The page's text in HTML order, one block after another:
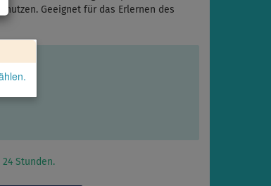
Geeignet für das Erlernen des
Stunden.